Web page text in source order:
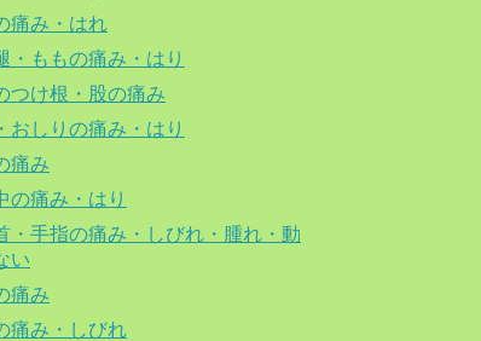
痛み・はれ
・ももの痛み・はり
つけ根・股の痛み
おしりの痛み・はり
痛み
の痛み・はり
・手指の痛み・しびれ・腫れ・動
い
痛み
痛み・しびれ